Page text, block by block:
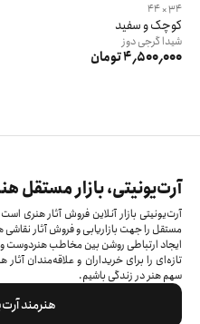
34 × 44
کوچک و سفید
شیداگرجی دوز
4٬500٬000 تومان
آرت‌یونیتی، بازار مستقل
مستقل را جهت بازاریابی و فروش آثار نقاشی
ایجاد ارتباطی روشن بین مخاطب هنردوست
تازه‌ای را برای خریداران و علاقه‌مندان
سهم هنر در زندگی باشیم.
هنرمند